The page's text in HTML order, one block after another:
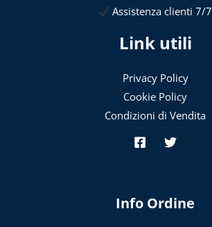
Assistenza clienti 7/7
Link utili
Privacy Policy
Cookie Policy
Condizioni di Vendita
Info Ordine